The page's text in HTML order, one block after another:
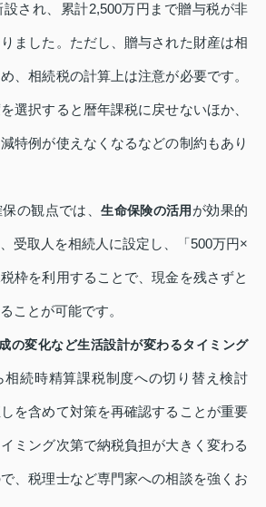
され、累計2,500万円まで贈与税が非
ました。ただし、贈与された財産は相
、相続税の計算上は注意が必要です。
選択すると暦年課税に戻せないほか、
特例が使えなくなるなどの制約もあり
の観点では、生命保険の活用 が効果的
受取人を相続人に設定し、「500万円×
枠を利用することで、現金を残さずと
ことが可能です。
の変化など生活設計が変わるタイミング
相続時精算課税制度への切り替え検討
を含めて対策を再確認することが重要
ミング次第で納税負担が大きく変わる
、税理士など専門家への相談を強くお